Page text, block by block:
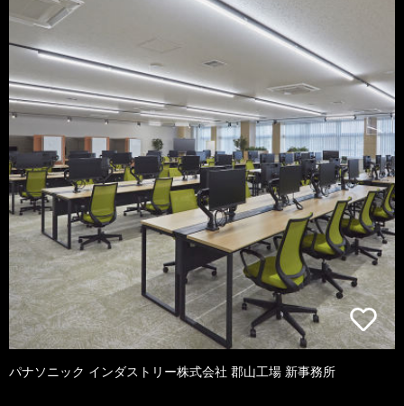
パナソニック インダストリー株式会社 郡山工場 新事務所